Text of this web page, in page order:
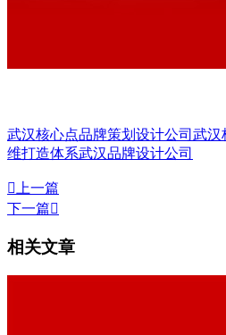
武汉核心点品牌策划设计公司 武汉
维打造体系武汉品牌设计公司
 上一篇
下一篇
相关文章